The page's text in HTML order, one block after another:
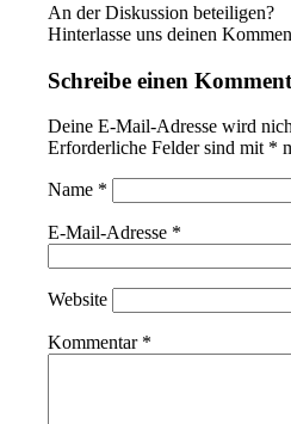
An der Diskussion beteiligen?
Hinterlasse uns deinen
Schreibe einen
Deine E-Mail-Adresse wird
Erforderliche Felder sind mit *
Name *
E-Mail-Adresse *
Website
Kommentar *